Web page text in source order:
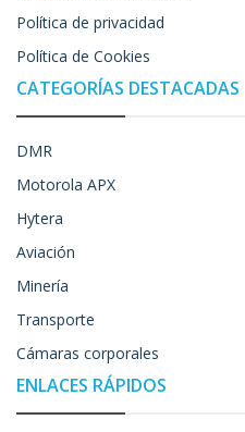
Política de privacidad
Política de Cookies
CATEGORÍAS DESTACADAS
DMR
Motorola APX
Hytera
Aviación
Minería
Transporte
Cámaras corporales
ENLACES RÁPIDOS